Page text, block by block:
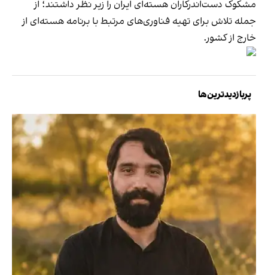
مشکوک دست‌اندرکاران هسته‌ای ایران را زیر نظر داشتند؛ از
جمله تلاش برای تهیه فناوری‌های مرتبط با برنامه هسته‌ای از
خارج از کشور.
پربازدیدترین‌ها